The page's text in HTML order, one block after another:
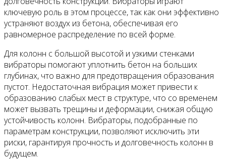
ключевую роль в этом процессе, так как они эффективно
устраняют воздух из бетона, обеспечивая его
равномерное распределение по всей форме.
Для колонн с большой высотой и узкими стенками
вибраторы помогают уплотнить бетон на больших
глубинах, что важно для предотвращения образования
пустот. Недостаточная вибрация может привести к
образованию слабых мест в структуре, что со временем
может вызвать трещины и деформации, снижая общую
устойчивость колонн. Вибраторы, подобранные по
параметрам конструкции, позволяют исключить эти
риски, гарантируя прочность и долговечность колонн в
будущем.